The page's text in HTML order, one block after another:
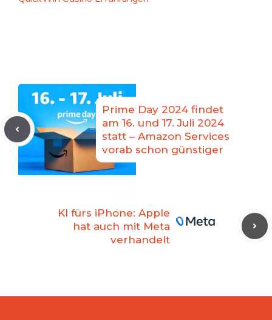
Prime Day 2024 findet
am 16. und 17. Juli 2024
statt – Amazon Services
vorab schon günstiger
KI fürs iPhone: Apple
hat auch mit Meta
verhandelt